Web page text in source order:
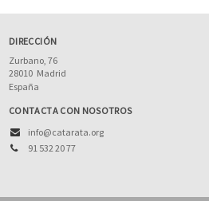
DIRECCIÓN
Zurbano, 76
28010 Madrid
España
CONTACTA CON NOSOTROS
info@catarata.org
91 532 20 77